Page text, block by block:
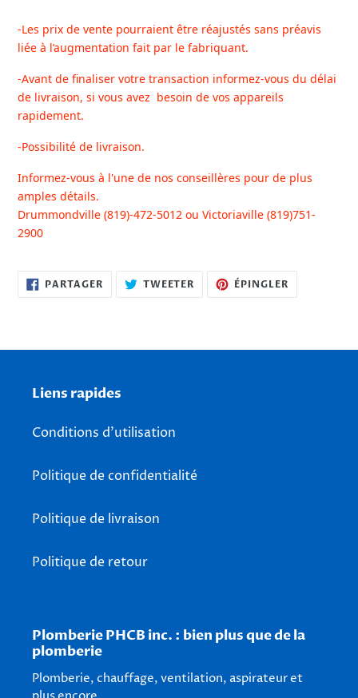
-Les prix de vente pourraient être réajustés sans préavis
liée à l’augmentation fait par le fabriquant.
-Avant de finaliser votre transaction informez-vous du délai
de livraison, si vous avez besoin de vos appareils
rapidement.
-Possibilité de livraison.
Informez-vous à l'une de nos conseillères pour de plus
amples détails.
Drummondville (819)-472-5012 ou Victoriaville (819)751-
2900
PARTAGERPARTAGER
SUR
TWEETER TWEETERÉPINGLER
Liens rapides
Conditions d'utilisation
Politique de confidentialité
Politique de livraison
Politique de retour
Plomberie PHCB inc. : bien plus que de la
plomberie
Plomberie, chauffage, ventilation, aspirateur et